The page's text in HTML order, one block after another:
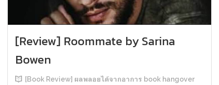
[Review] Roommate by Sarina
Bowen
[Book Review] ผลพลอยได้จากอาการ book hangover